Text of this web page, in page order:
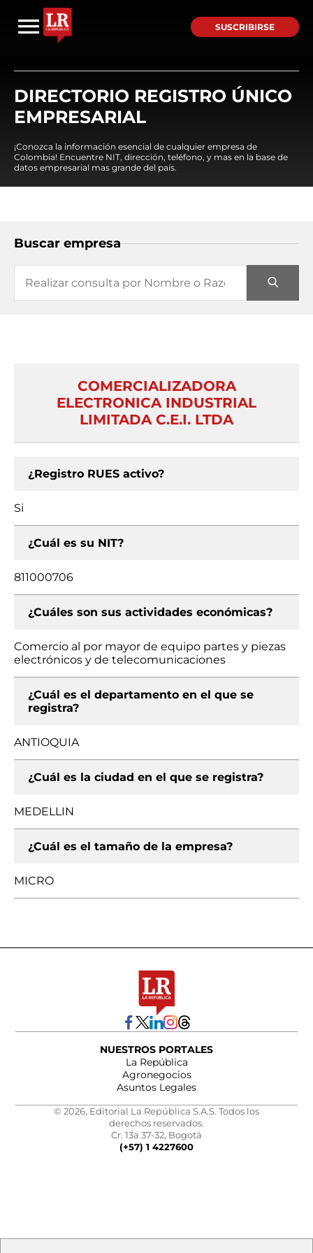
SUSCRIBIRSE
DIRECTORIO REGISTRO ÚNICO
EMPRESARIAL
¡Conozca la información esencial de cualquier empresa de
Colombia! Encuentre NIT, dirección, teléfono, y mas en la base de
datos empresarial mas grande del país.
Buscar empresa
COMERCIALIZADORA
ELECTRONICA INDUSTRIAL
LIMITADA C.E.I. LTDA
¿Registro RUES activo?
Si
¿Cuál es su NIT?
811000706
¿Cuáles son sus actividades económicas?
Comercio al por mayor de equipo partes y piezas
electrónicos y de telecomunicaciones
¿Cuál es el departamento en el que se
registra?
ANTIOQUIA
¿Cuál es la ciudad en el que se registra?
MEDELLIN
¿Cuál es el tamaño de la empresa?
MICRO
NUESTROS PORTALES
La República
Agronegocios
Asuntos Legales
© 2026, Editorial La República S.A.S. Todos los
derechos reservados.
Cr. 13a 37-32, Bogotá
(+57) 1 4227600